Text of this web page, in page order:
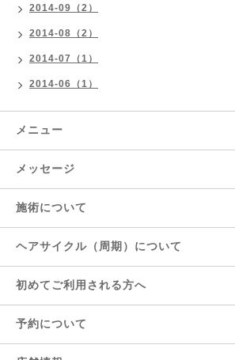
2014-09（2）
2014-08（2）
2014-07（1）
2014-06（1）
メニュー
メッセージ
施術について
ヘアサイクル（周期）について
初めてご利用される方へ
予約について